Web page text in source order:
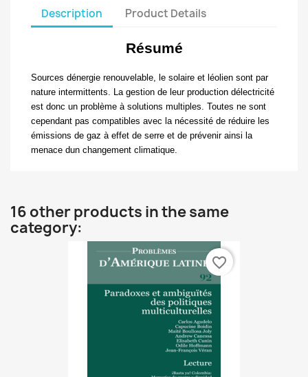
Description Product Details
Résumé
Sources dénergie renouvelable, le solaire et léolien sont par
nature intermittents. La gestion de leur production délectricité
est donc un problème à solutions multiples. Toutes ne sont
cependant pas compatibles avec la nécessité de réduire les
émissions de gaz à effet de serre et de prévenir ainsi la
menace dun changement climatique.
16 other products in the same
category:
favorite_border